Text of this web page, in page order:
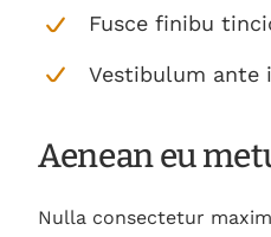
Fusce finibu
Vestibulum ante
Aenean eu
Nulla consectetur